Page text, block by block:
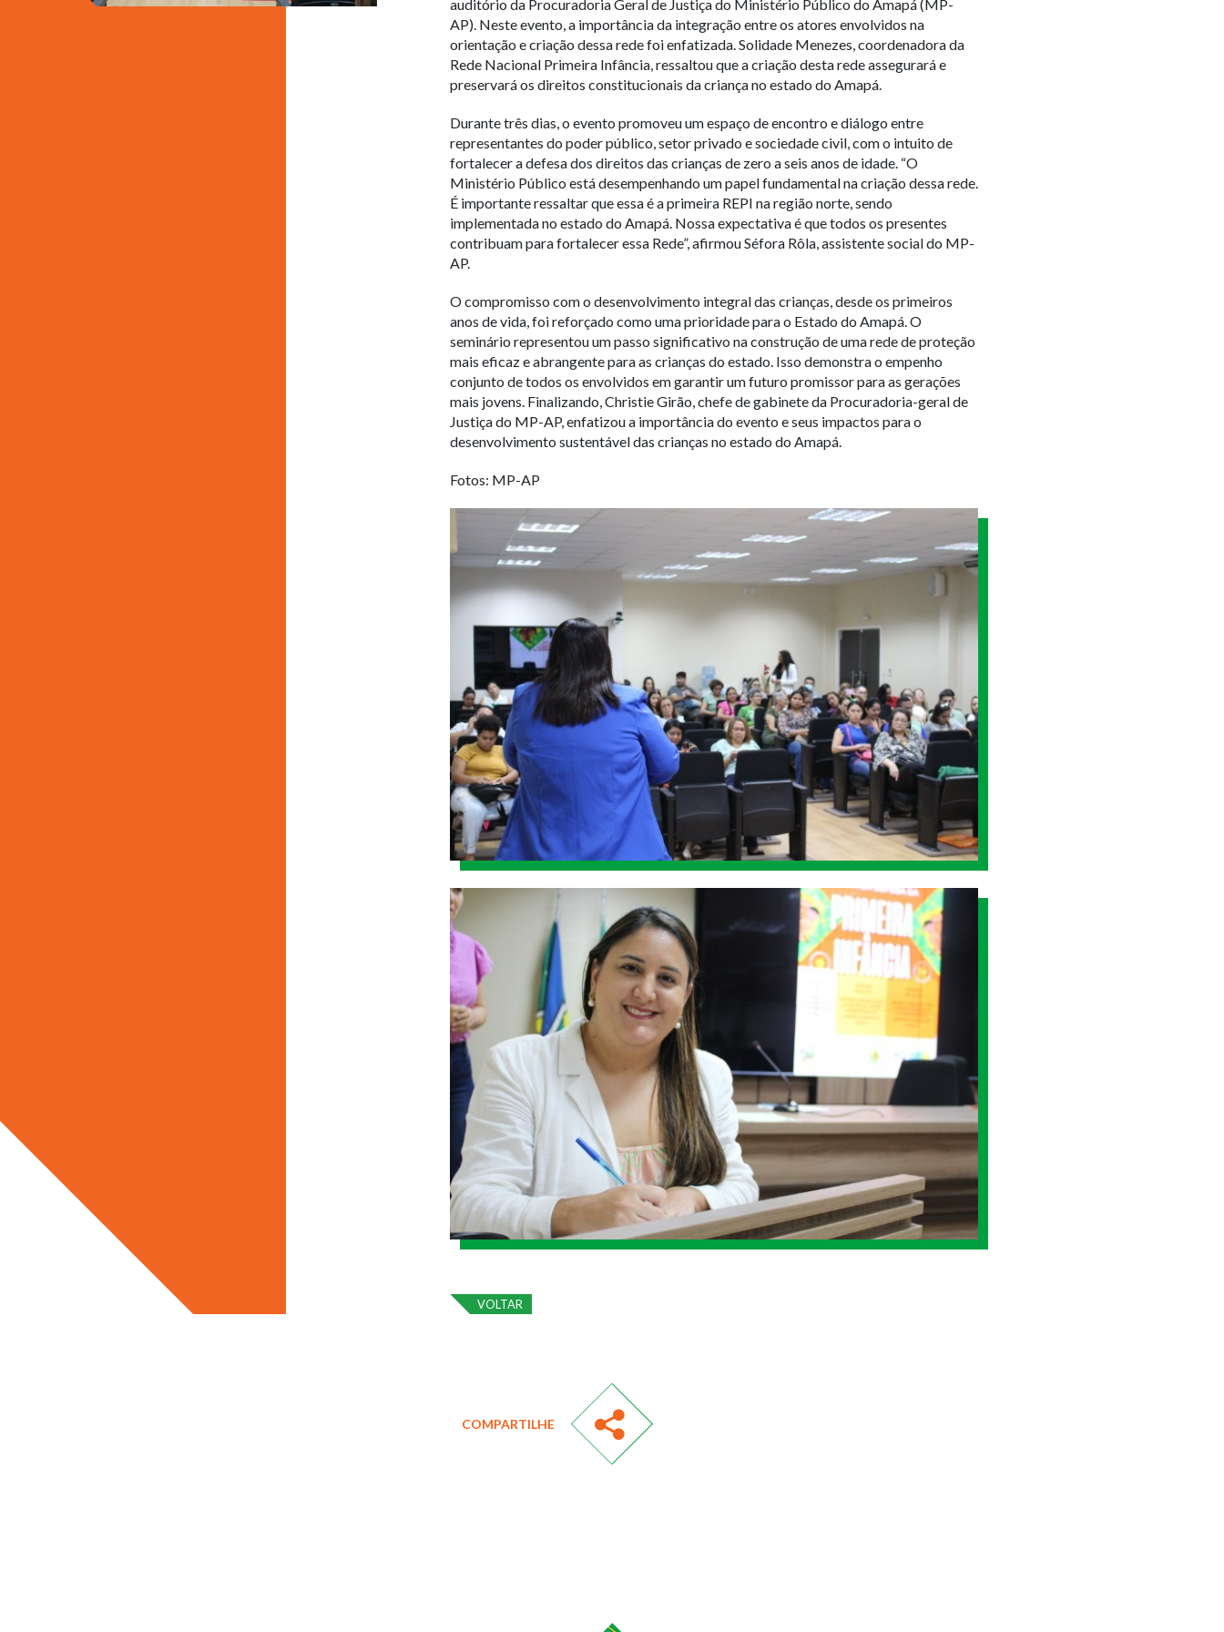
auditório da Procuradoria Geral de Justiça do Ministério Público do Amapá (MP-
AP). Neste evento, a importância da integração entre os atores envolvidos na
orientação e criação dessa rede foi enfatizada. Solidade Menezes, coordenadora da
Rede Nacional Primeira Infância, ressaltou que a criação desta rede assegurará e
preservará os direitos constitucionais da criança no estado do Amapá.
Durante três dias, o evento promoveu um espaço de encontro e diálogo entre
representantes do poder público, setor privado e sociedade civil, com o intuito de
fortalecer a defesa dos direitos das crianças de zero a seis anos de idade. “O
Ministério Público está desempenhando um papel fundamental na criação dessa rede.
É importante ressaltar que essa é a primeira REPI na região norte, sendo
implementada no estado do Amapá. Nossa expectativa é que todos os presentes
contribuam para fortalecer essa Rede”, afirmou Séfora Rôla, assistente social do MP-
AP.
O compromisso com o desenvolvimento integral das crianças, desde os primeiros
anos de vida, foi reforçado como uma prioridade para o Estado do Amapá. O
seminário representou um passo significativo na construção de uma rede de proteção
mais eficaz e abrangente para as crianças do estado. Isso demonstra o empenho
conjunto de todos os envolvidos em garantir um futuro promissor para as gerações
mais jovens. Finalizando, Christie Girão, chefe de gabinete da Procuradoria-geral de
Justiça do MP-AP, enfatizou a importância do evento e seus impactos para o
desenvolvimento sustentável das crianças no estado do Amapá.
Fotos: MP-AP
VOLTAR
COMPARTILHE